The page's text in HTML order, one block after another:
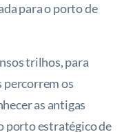
para o porto de
trilhos, para
percorrem os
as antigas
porto estratégico de